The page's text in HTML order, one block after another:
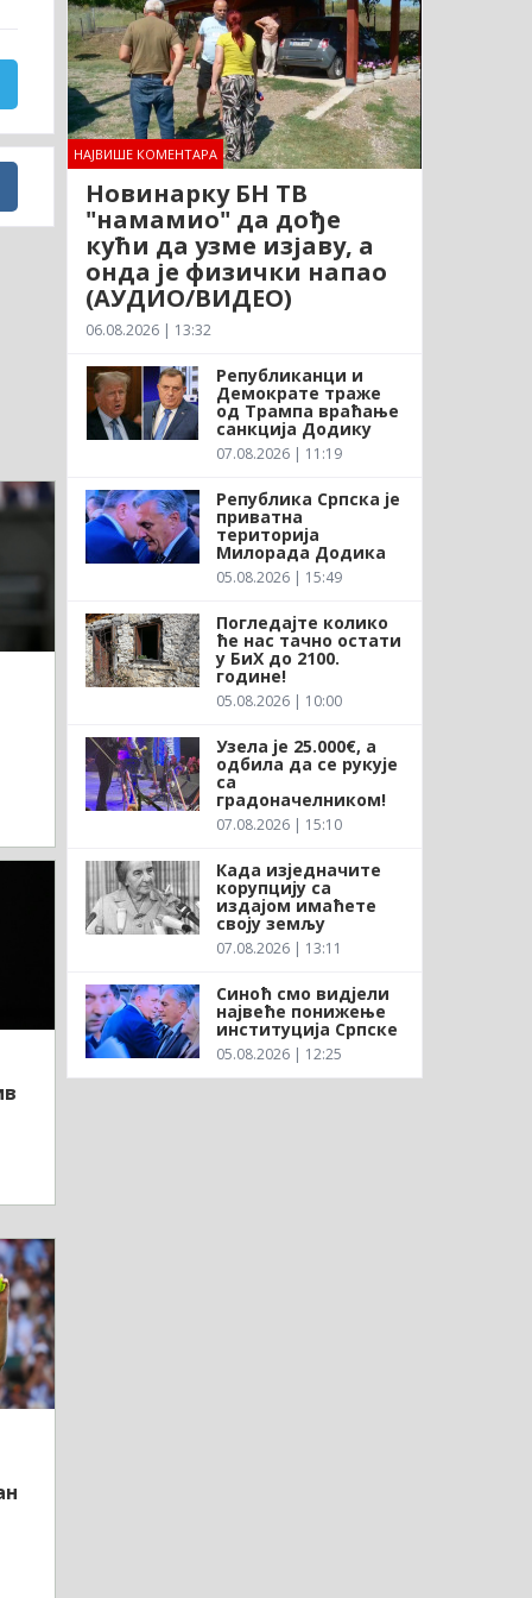
НАЈВИШЕ КОМЕНТАРА
Новинарку БН ТВ
"намамио" да дође
кући да узме изјаву, а
онда је физички напао
(АУДИО/ВИДЕО)
06.08.2026 | 13:32
Републиканци и
Демократе траже
од Трампа враћање
санкција Додику
07.08.2026 | 11:19
Република Српска је
приватна
територија
Милорада Додика
05.08.2026 | 15:49
Погледајте колико
ће нас тачно остати
у БиХ до 2100.
године!
05.08.2026 | 10:00
Узела је 25.000€, а
одбила да се рукује
са
градоначелником!
07.08.2026 | 15:10
Када изједначите
корупцију са
издајом имаћете
своју земљу
07.08.2026 | 13:11
Синоћ смо видјели
највеће понижење
институција Српске
05.08.2026 | 12:25